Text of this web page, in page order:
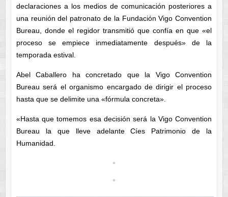
declaraciones a los medios de comunicación posteriores a
una reunión del patronato de la Fundación Vigo Convention
Bureau, donde el regidor transmitió que confía en que «el
proceso se empiece inmediatamente después» de la
temporada estival.
Abel Caballero ha concretado que la Vigo Convention
Bureau será el organismo encargado de dirigir el proceso
hasta que se delimite una «fórmula concreta».
«Hasta que tomemos esa decisión será la Vigo Convention
Bureau la que lleve adelante Cíes Patrimonio de la
Humanidad.